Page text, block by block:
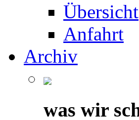
Übersicht
Anfahrt
Archiv
was wir